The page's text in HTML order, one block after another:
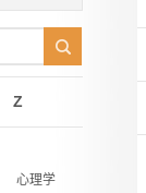
Z
心理学